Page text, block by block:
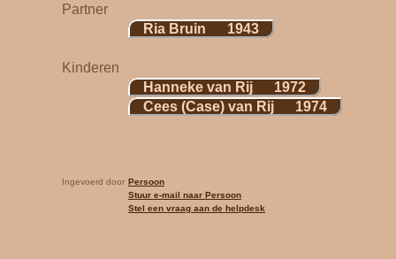
Partner
Ria Bruin 1943
Kinderen
Hanneke van Rij 1972
Cees (Case) van Rij 1974
Ingevoerd door Persoon
Stuur e-mail naar Persoon
Stel een vraag aan de helpdesk